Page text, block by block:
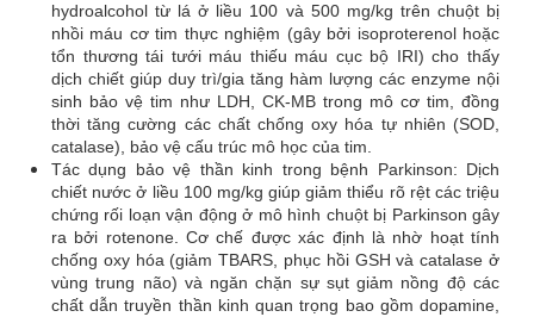
hydroalcohol từ lá ở liều 100 và 500 mg/kg trên chuột bị
nhồi máu cơ tim thực nghiệm (gây bởi isoproterenol hoặc
tổn thương tái tưới máu thiếu máu cục bộ IRI) cho thấy
dịch chiết giúp duy trì/gia tăng hàm lượng các enzyme nội
sinh bảo vệ tim như LDH, CK-MB trong mô cơ tim, đồng
thời tăng cường các chất chống oxy hóa tự nhiên (SOD,
catalase), bảo vệ cấu trúc mô học của tim.
Tác dụng bảo vệ thần kinh trong bệnh Parkinson: Dịch
chiết nước ở liều 100 mg/kg giúp giảm thiểu rõ rệt các triệu
chứng rối loạn vận động ở mô hình chuột bị Parkinson gây
ra bởi rotenone. Cơ chế được xác định là nhờ hoạt tính
chống oxy hóa (giảm TBARS, phục hồi GSH và catalase ở
vùng trung não) và ngăn chặn sự sụt giảm nồng độ các
chất dẫn truyền thần kinh quan trọng bao gồm dopamine,